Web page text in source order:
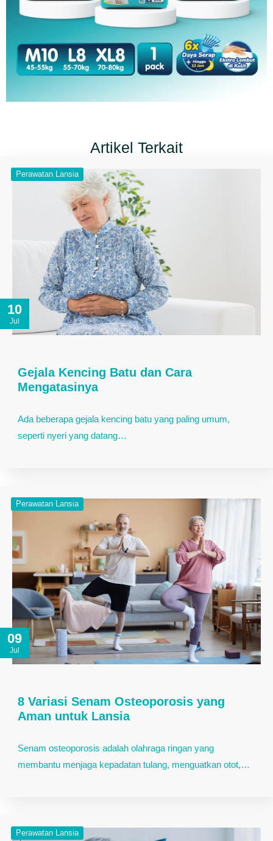
Artikel Terkait
10
Jul
Perawatan Lansia
Gejala Kencing Batu dan Cara
Mengatasinya
Ada beberapa gejala kencing batu yang paling umum,
seperti nyeri yang datang…
09
Jul
Perawatan Lansia
8 Variasi Senam Osteoporosis yang
Aman untuk Lansia
Senam osteoporosis adalah olahraga ringan yang
membantu menjaga kepadatan tulang, menguatkan otot,…
Perawatan Lansia